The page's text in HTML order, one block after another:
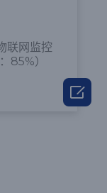
联网监控
85%）
